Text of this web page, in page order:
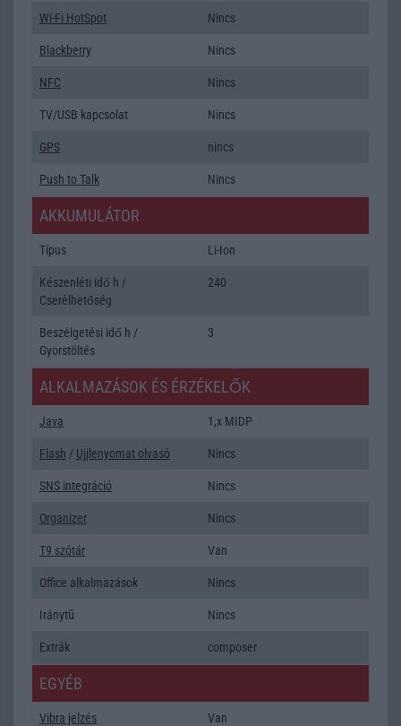
Wi-Fi HotSpot Nincs
Blackberry Nincs
NFC Nincs
TV/USB kapcsolat Nincs
GPS nincs
Push to Talk Nincs
AKKUMULÁTOR
Típus Li-Ion
Készenléti idő h /
Cserélhetőség
240
Beszélgetési idő h /
Gyorstöltés
3
ALKALMAZÁSOK ÉS ÉRZÉKELŐK
Java 1,x MIDP
Flash / Ujjlenyomat olvasó Nincs
SNS integráció Nincs
Organizer Nincs
T9 szótár Van
Office alkalmazások Nincs
Iránytũ Nincs
Extrák composer
EGYÉB
Vibra jelzés Van